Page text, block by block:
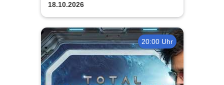
18.10.2026
20:00 Uhr